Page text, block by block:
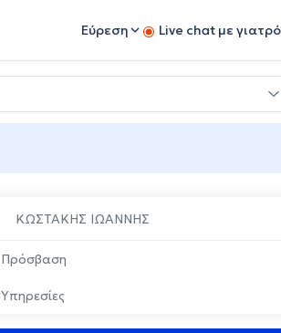
Εύρεση Live chat με γιατρό
ΚΩΣΤΑΚΗΣ ΙΩΑΝΝΗΣ
Πρόσβαση
Υπηρεσίες